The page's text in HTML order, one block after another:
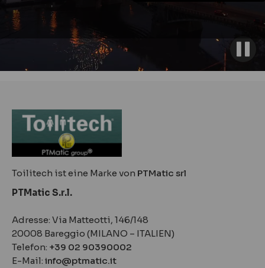
Toilitech ist eine Marke von PTMatic srl
PTMatic S.r.l.
Adresse: Via Matteotti, 146/148
20008 Bareggio (MILANO – ITALIEN)
Telefon: +39 02 90390002
E-Mail: info@ptmatic.it